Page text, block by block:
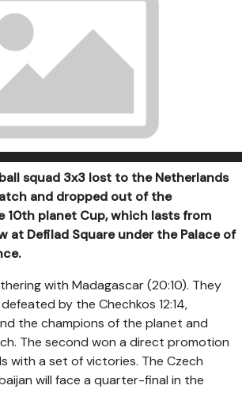
squad 3x3 lost to the Netherlands
and dropped out of the
10th planet Cup, which lasts from
at Defilad Square under the Palace of
with Madagascar (20:10). They
by the Chechkos 12:14,
the champions of the planet and
The second won a direct promotion
with a set of victories. The Czech
will face a quarter-final in the